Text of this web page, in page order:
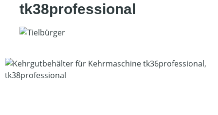
tk38professional
Bildergalerie überspringen